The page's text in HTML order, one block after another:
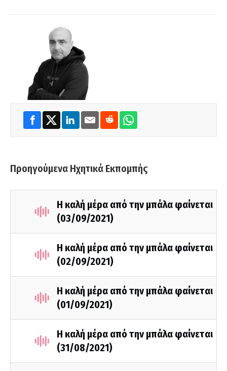
Προηγούμενα Ηχητικά Εκπομπής
Η καλή μέρα από την μπάλα φαίνεται
(03/09/2021)
Η καλή μέρα από την μπάλα φαίνεται
(02/09/2021)
Η καλή μέρα από την μπάλα φαίνεται
(01/09/2021)
Η καλή μέρα από την μπάλα φαίνεται
(31/08/2021)